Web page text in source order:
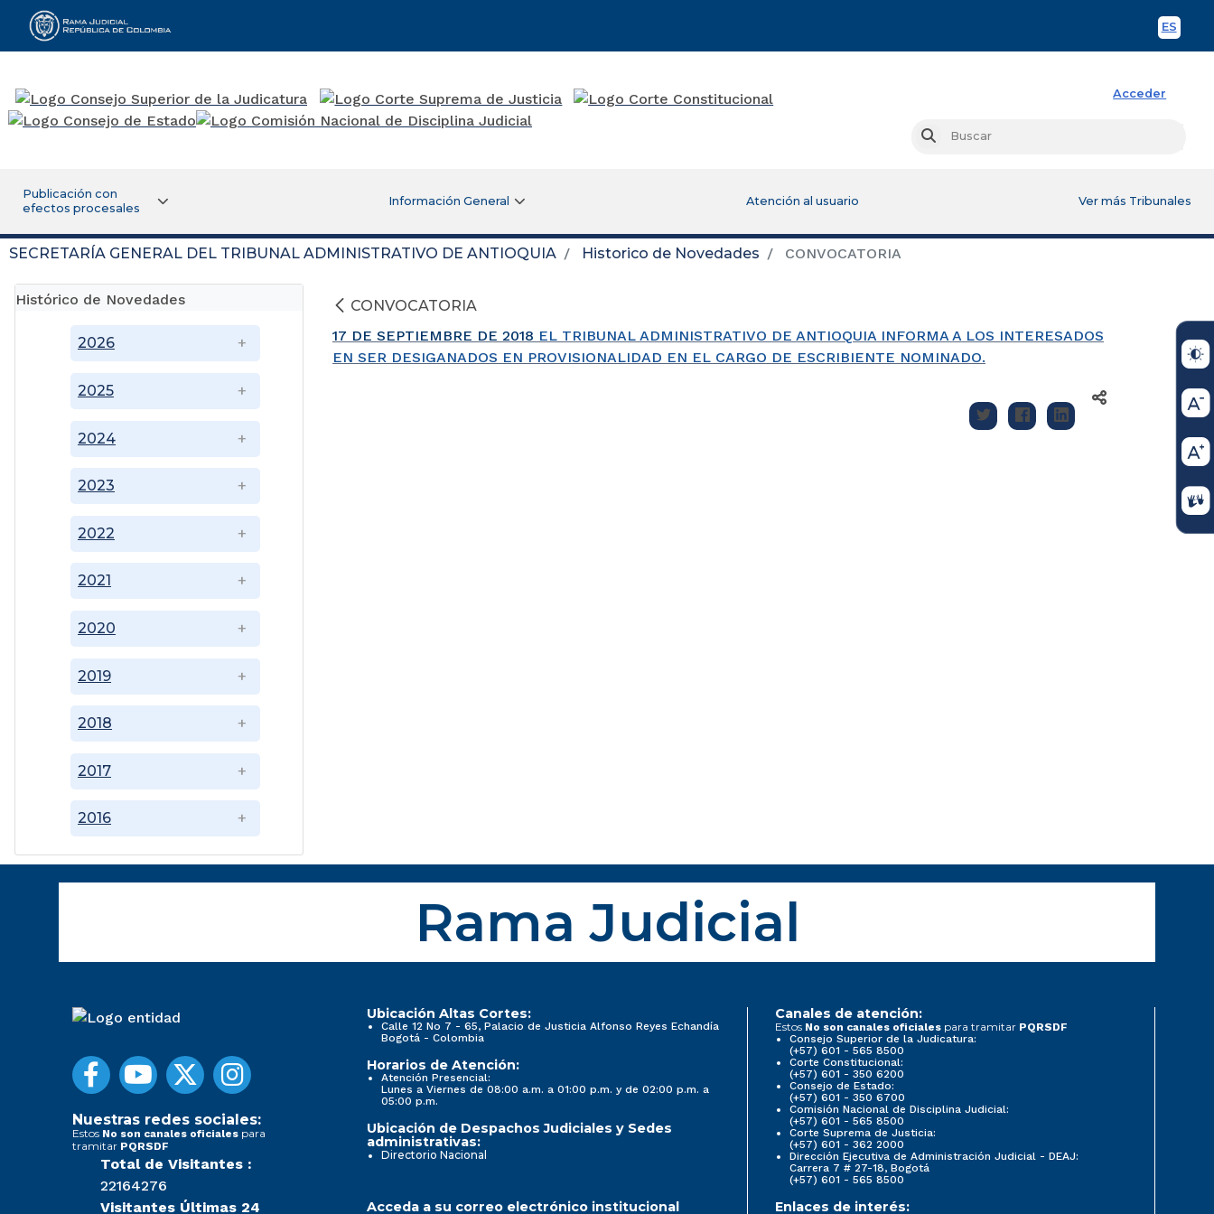
ES
Rama Judicial
Acceder
Buscar
Publicación con
efectos procesales
Información General Atención al usuario Ver más Tribunales
SECRETARÍA GENERAL DEL TRIBUNAL ADMINISTRATIVO DE ANTIOQUIA Historico de Novedades CONVOCATORIA
Histórico de Novedades
2016
2017
2018
2019
2020
2021
2022
2023
2024
2025
2026
CONVOCATORIA
17 DE SEPTIEMBRE DE 2018 EL TRIBUNAL ADMINISTRATIVO DE ANTIOQUIA INFORMA A LOS INTERESADOS
EN SER DESIGANADOS EN PROVISIONALIDAD EN EL CARGO DE ESCRIBIENTE NOMINADO.
Rama Judicial
Nuestras redes sociales:
Estos No son canales oficiales para
tramitar PQRSDF
Total de Visitantes :
22164276
Visitantes Últimas 24
Ubicación Altas Cortes:
Calle 12 No 7 - 65, Palacio de Justicia Alfonso Reyes Echandía
Bogotá - Colombia
Horarios de Atención:
Atención Presencial:
Lunes a Viernes de 08:00 a.m. a 01:00 p.m. y de 02:00 p.m. a
05:00 p.m.
Ubicación de Despachos Judiciales y Sedes
administrativas:
Directorio Nacional
Canales de atención:
Estos No son canales oficiales para tramitar PQRSDF
Consejo Superior de la Judicatura:
(+57) 601 - 565 8500
Corte Constitucional:
(+57) 601 - 350 6200
Consejo de Estado:
(+57) 601 - 350 6700
Comisión Nacional de Disciplina Judicial:
(+57) 601 - 565 8500
Corte Suprema de Justicia:
(+57) 601 - 362 2000
Dirección Ejecutiva de Administración Judicial - DEAJ:
Carrera 7 # 27-18, Bogotá
(+57) 601 - 565 8500
Acceda a su correo electrónico institucional Enlaces de interés: